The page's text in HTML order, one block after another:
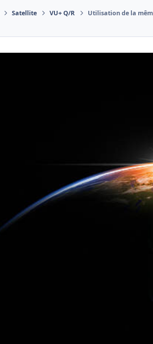
Satellite VU+ Q/R Utilisation de la